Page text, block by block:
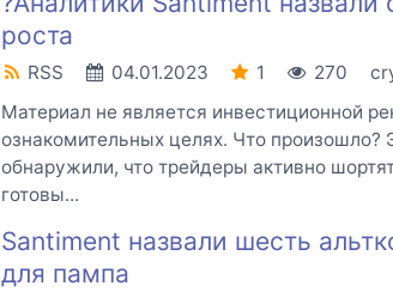
роста
RSS 04.01.2023 1 270
Материал не является инвестиционной
ознакомительных целях. Что произошло?
обнаружили, что трейдеры активно
готовы...
Santiment назвали шесть
для пампа